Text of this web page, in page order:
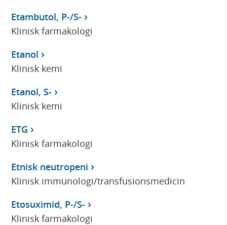
Etambutol, P-/S-
Klinisk farmakologi
Etanol
Klinisk kemi
Etanol, S-
Klinisk kemi
ETG
Klinisk farmakologi
Etnisk neutropeni
Klinisk immunologi/transfusionsmedicin
Etosuximid, P-/S-
Klinisk farmakologi